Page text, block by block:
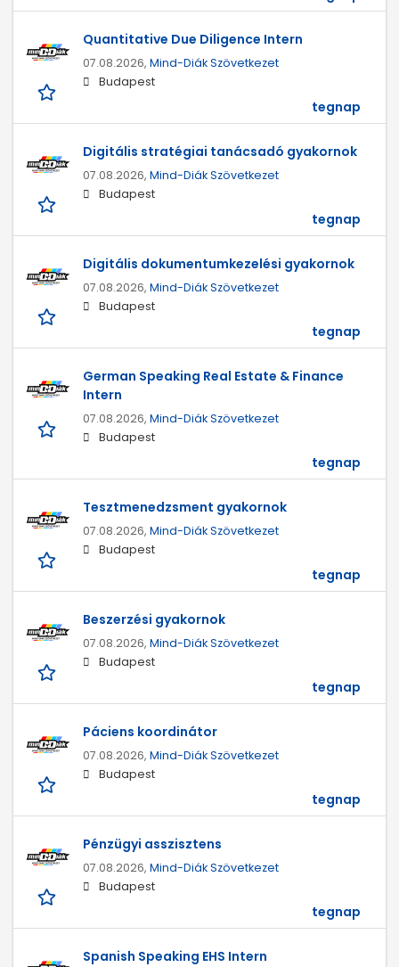
Quantitative Due Diligence Intern
07.08.2026, Mind-Diák Szövetkezet
Budapest
tegnap
Digitális stratégiai tanácsadó gyakornok
07.08.2026, Mind-Diák Szövetkezet
Budapest
tegnap
Digitális dokumentumkezelési gyakornok
07.08.2026, Mind-Diák Szövetkezet
Budapest
tegnap
German Speaking Real Estate & Finance
Intern
07.08.2026, Mind-Diák Szövetkezet
Budapest
tegnap
Tesztmenedzsment gyakornok
07.08.2026, Mind-Diák Szövetkezet
Budapest
tegnap
Beszerzési gyakornok
07.08.2026, Mind-Diák Szövetkezet
Budapest
tegnap
Páciens koordinátor
07.08.2026, Mind-Diák Szövetkezet
Budapest
tegnap
Pénzügyi asszisztens
07.08.2026, Mind-Diák Szövetkezet
Budapest
tegnap
Spanish Speaking EHS Intern